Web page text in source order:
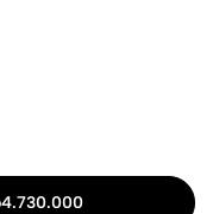
4.730.000